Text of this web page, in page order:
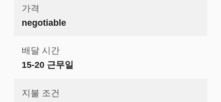
가격
negotiable
배달 시간
15-20 근무일
지불 조건